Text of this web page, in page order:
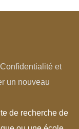
Confidentialité et
un nouveau
de recherche de